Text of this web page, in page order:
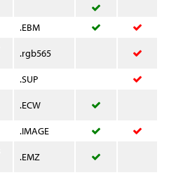
.EBM
.rgb565
.SUP
.ECW
.IMAGE
.EMZ